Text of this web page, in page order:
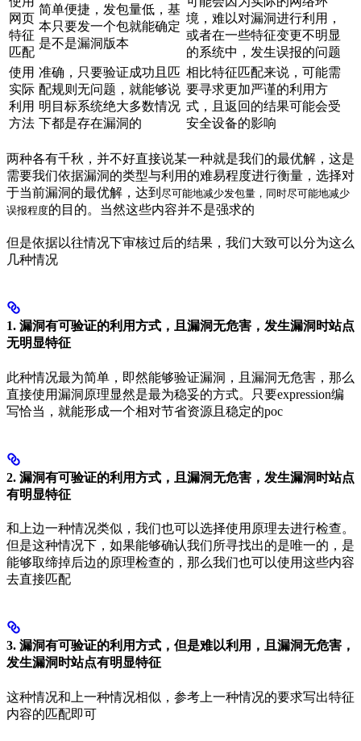
网页
特征
匹配
简单便捷，发包量低，基
本只要发一个包就能确定
是不是漏洞版本
境，难以对漏洞进行利用，
或者在一些特征变更不明显
的系统中，发生误报的问题
使用
实际
利用
方法
准确，只要验证成功且匹
配规则无问题，就能够说
明目标系统绝大多数情况
下都是存在漏洞的
相比特征匹配来说，可能需
要寻求更加严谨的利用方
式，且返回的结果可能会受
安全设备的影响
两种各有千秋，并不好直接说某一种就是我们的最优解，这是
需要我们依据漏洞的类型与利用的难易程度进行衡量，选择对
于当前漏洞的最优解，达到 尽可能地减少发包量，同时尽可能地减少
误报程度的目的。当然这些内容并不是强求的
但是依据以往情况下审核过后的结果，我们大致可以分为这么
几种情况
1. 漏洞有可验证的利用方式，且漏洞无危害，发生漏洞时站点
无明显特征
此种情况最为简单，即然能够验证漏洞，且漏洞无危害，那么
直接使用漏洞原理显然是最为稳妥的方式。只要expression编
写恰当，就能形成一个相对节省资源且稳定的poc
2. 漏洞有可验证的利用方式，且漏洞无危害，发生漏洞时站点
有明显特征
和上边一种情况类似，我们也可以选择使用原理去进行检查。
但是这种情况下，如果能够确认我们所寻找出的是唯一的，是
能够取缔掉后边的原理检查的，那么我们也可以使用这些内容
去直接匹配
3. 漏洞有可验证的利用方式，但是难以利用，且漏洞无危害，
发生漏洞时站点有明显特征
这种情况和上一种情况相似，参考上一种情况的要求写出特征
内容的匹配即可